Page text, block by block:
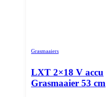
Grasmaaiers
LXT 2×18 V accu
Grasmaaier 53 cm